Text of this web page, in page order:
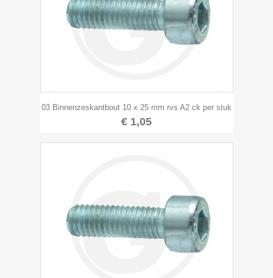
03 Binnenzeskantbout 10 x 25 mm rvs A2 ck per stuk
€ 1,05